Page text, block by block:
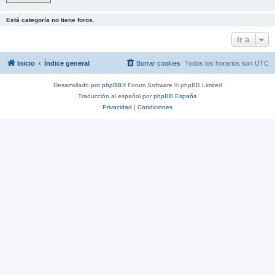
Está categoría no tiene foros.
Ir a
Inicio Índice general Todos los horarios son UTC
Borrar cookies
Desarrollado porphpBB® Forum Software © phpBB Limited
Traducción al español porphpBB España
Privacidad | Condiciones